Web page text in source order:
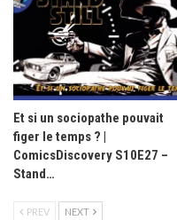
Et si un sociopathe pouvait
figer le temps ? |
ComicsDiscovery S10E27 –
Stand…
PREV NEXT